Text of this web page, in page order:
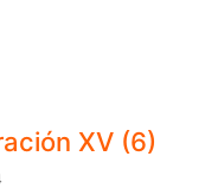
XV (6)